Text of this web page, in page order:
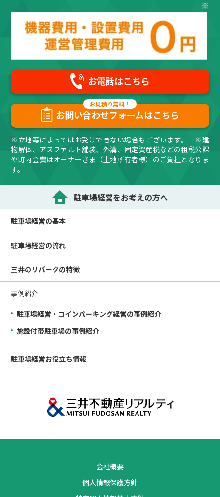
お電話はこちら
お問い合わせフォームはこちら
※立地等によってはお受けできない場合もございます。 ※建
物解体、アスファルト舗装、外溝、固定資産税などの租税公課
や町内会費はオーナーさま（土地所有者様）のご負担となりま
す。
駐車場経営をお考えの方へ
駐車場経営の基本
駐車場経営の流れ
三井のリパークの特徴
事例紹介
駐車場経営・コインパーキング経営の事例紹介
施設付帯駐車場の事例紹介
駐車場経営お役立ち情報
会社概要
個人情報保護方針